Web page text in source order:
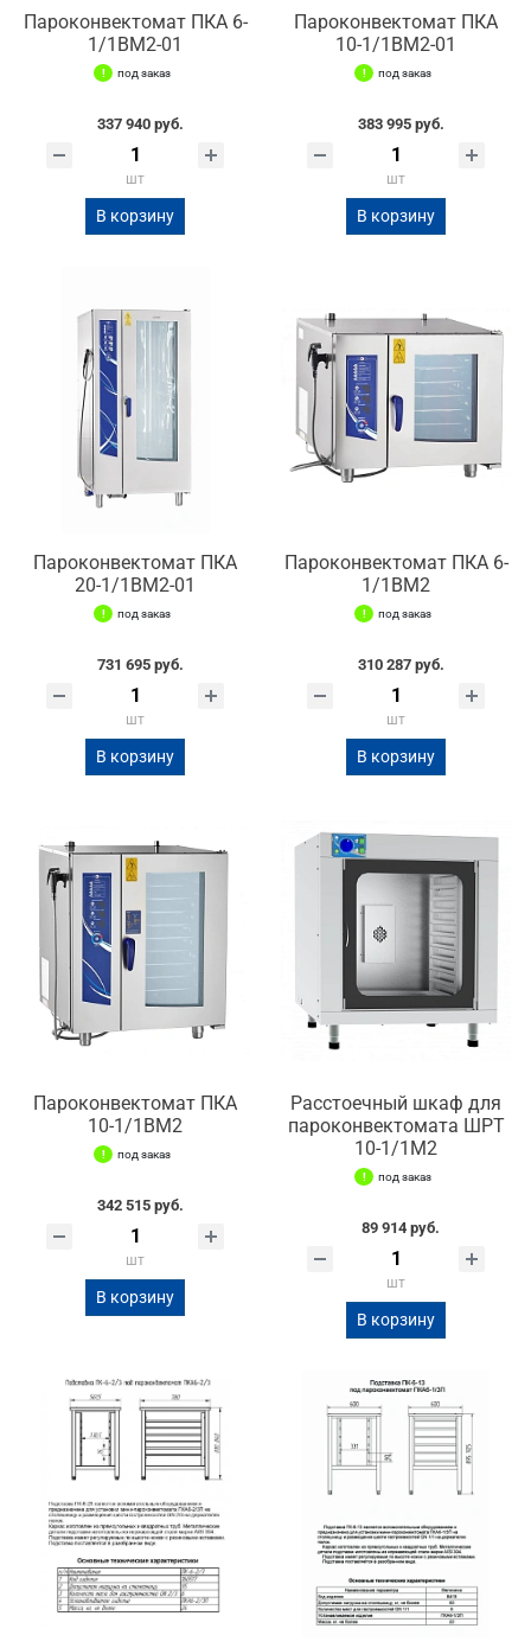
Пароконвектомат ПКА 6-
1/1ВМ2-01
под заказ
337 940 руб.
шт
В корзину
Пароконвектомат ПКА
10-1/1ВМ2-01
под заказ
383 995 руб.
шт
В корзину
Пароконвектомат ПКА
20-1/1ВМ2-01
под заказ
731 695 руб.
шт
В корзину
Пароконвектомат ПКА 6-
1/1ВМ2
под заказ
310 287 руб.
шт
В корзину
Пароконвектомат ПКА
10-1/1ВМ2
под заказ
342 515 руб.
шт
В корзину
Расстоечный шкаф для
пароконвектомата ШРТ
10-1/1М2
под заказ
89 914 руб.
шт
В корзину